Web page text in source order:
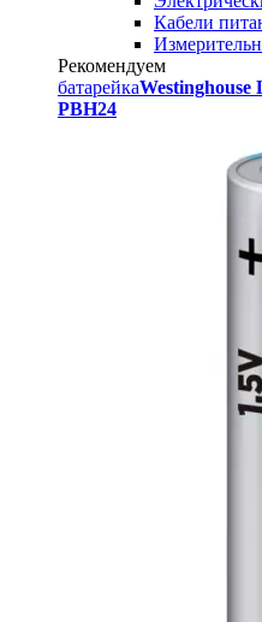
Кабели
Рекомендуем
батарейка
PBH24